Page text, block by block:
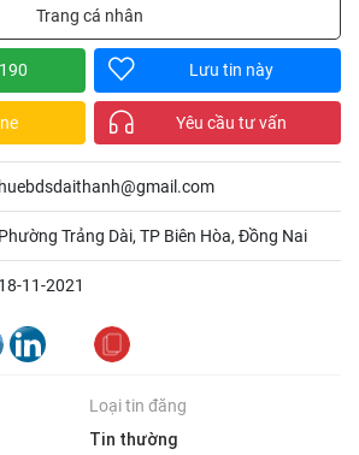
Trang cá nhân
Lưu tin này
Yêu cầu tư vấn
huebdsdaithanh@gmail.com
Phường Trảng Dài, TP Biên Hòa, Đồng Nai
18-11-2021
Loại tin đăng
Tin thường